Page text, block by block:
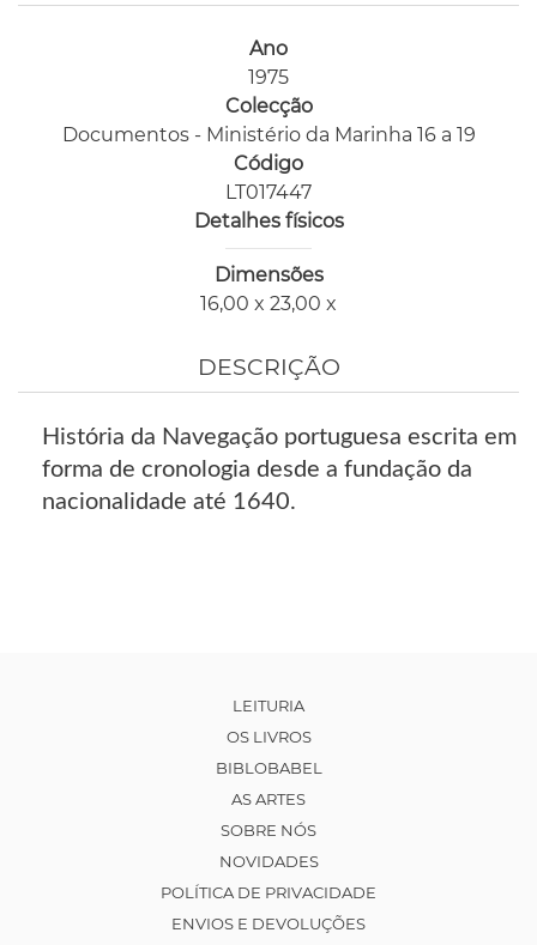
Ano
1975
Colecção
Documentos - Ministério da Marinha 16 a 19
Código
LT017447
Detalhes físicos
Dimensões
16,00 x 23,00 x
DESCRIÇÃO
História da Navegação portuguesa escrita em
forma de cronologia desde a fundação da
nacionalidade até 1640.
LEITURIA
OS LIVROS
BIBLOBABEL
AS ARTES
SOBRE NÓS
NOVIDADES
POLÍTICA DE PRIVACIDADE
ENVIOS E DEVOLUÇÕES